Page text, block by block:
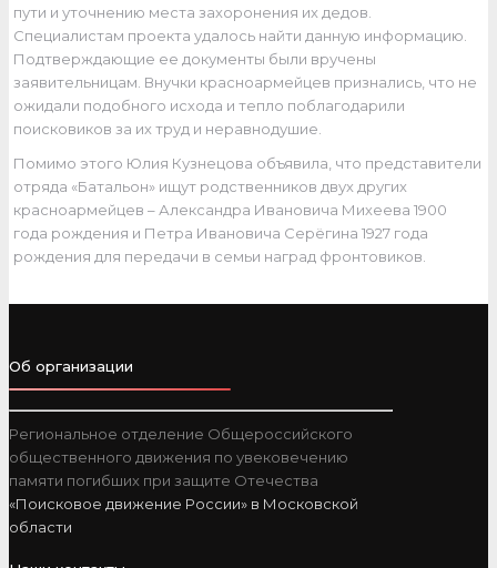
пути и уточнению места захоронения их дедов.
Специалистам проекта удалось найти данную информацию.
Подтверждающие ее документы были вручены
заявительницам. Внучки красноармейцев признались, что не
ожидали подобного исхода и тепло поблагодарили
поисковиков за их труд и неравнодушие.
Помимо этого Юлия Кузнецова объявила, что представители
отряда «Батальон» ищут родственников двух других
красноармейцев – Александра Ивановича Михеева 1900
года рождения и Петра Ивановича Серёгина 1927 года
рождения для передачи в семьи наград фронтовиков.
Об организации
Региональное отделение Общероссийского
общественного движения по увековечению
памяти погибших при защите Отечества
«Поисковое движение России» в Московской
области